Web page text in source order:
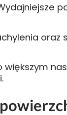
większym